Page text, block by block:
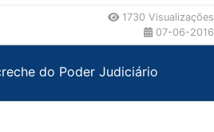
1730 Visualizações
07-06-2016
do Poder Judiciário